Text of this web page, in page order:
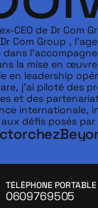
CEO de Dr Com
Com Group ,
dans
la mise en
en leadership
j’ai piloté des
et des
internationale,
chez
TÉLÉPHONE PORTABLE
0609769505